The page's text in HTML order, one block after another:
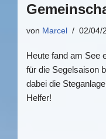
von Marcel 02/04/
Heute fand am See
für die Segelsaison
dabei die
Helfer!